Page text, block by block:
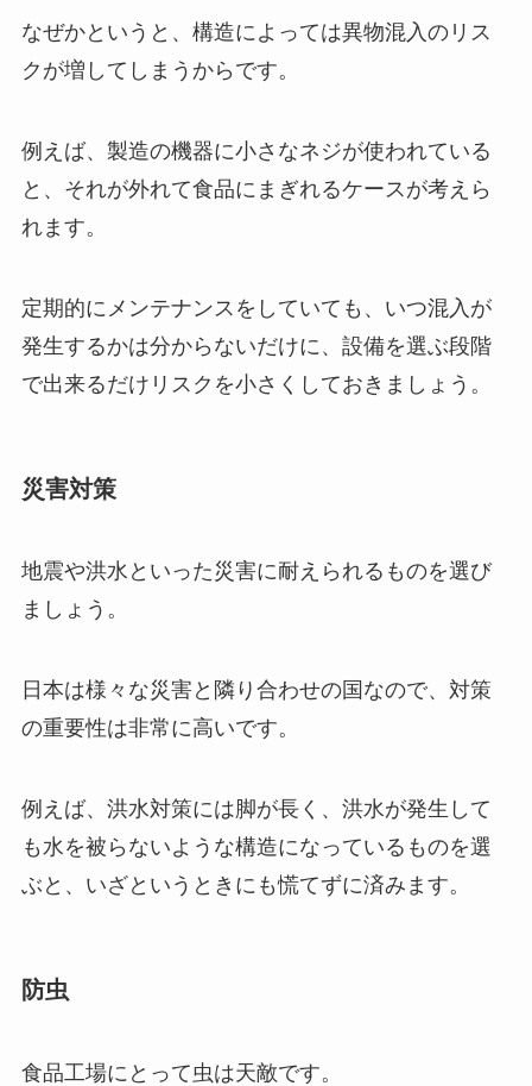
なぜかというと、構造によっては異物混入のリス
クが増してしまうからです。
例えば、製造の機器に小さなネジが使われている
と、それが外れて食品にまぎれるケースが考えら
れます。
定期的にメンテナンスをしていても、いつ混入が
発生するかは分からないだけに、設備を選ぶ段階
で出来るだけリスクを小さくしておきましょう。
災害対策
地震や洪水といった災害に耐えられるものを選び
ましょう。
日本は様々な災害と隣り合わせの国なので、対策
の重要性は非常に高いです。
例えば、洪水対策には脚が長く、洪水が発生して
も水を被らないような構造になっているものを選
ぶと、いざというときにも慌てずに済みます。
防虫
食品工場にとって虫は天敵です。